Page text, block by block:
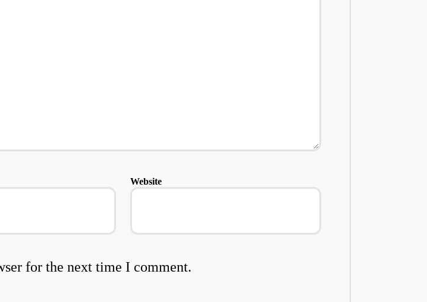
Website
for the next time I comment.